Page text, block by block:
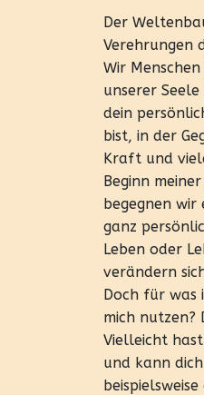
Der
Verehrungen
Wir
unserer
dein
bist, in der
Kraft und
Beginn
begegnen wir
ganz
Leben oder
verändern
Doch für was
mich nutzen?
Vielleicht
und kann